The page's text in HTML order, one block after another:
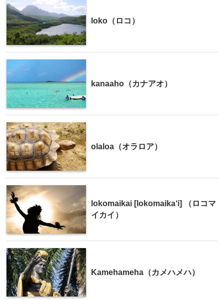
loko（ロコ）
kanaaho（カナアオ）
olaloa（オラロア）
lokomaikai [lokomaika‘i] （ロコマ
イカイ）
Kamehameha（カメハメハ）